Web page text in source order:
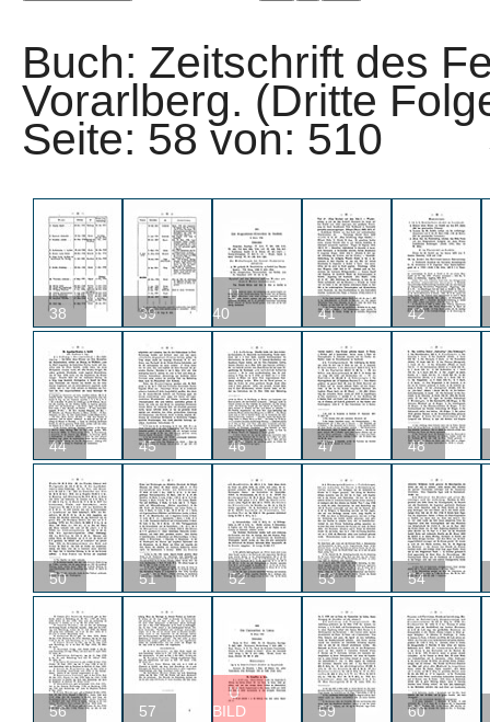
Buch: Zeitschrift des
Vorarlberg. (Dritte
Seite: 58 von: 510
38 39
U
40
41 42
44 45 46 47 48
50 51 52 53 54
56 57
U
BILD
59 60